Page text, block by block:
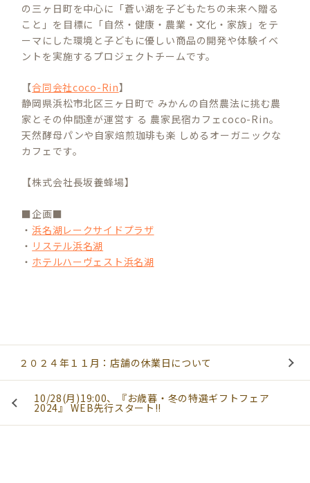
の三ヶ日町を中心に「蒼い湖を子どもたちの未来へ贈る
こと」を目標に「自然・健康・農業・文化・家族」をテ
ーマにした環境と子どもに優しい商品の開発や体験イベ
ントを実施するプロジェクトチームです。
【合同会社coco-Rin】
静岡県浜松市北区三ヶ日町で みかんの自然農法に挑む農
家とその仲間達が運営す る 農家民宿カフェcoco-Rin。
天然酵母パンや自家焙煎珈琲も楽 しめるオーガニックな
カフェです。
【株式会社長坂養蜂場】
■企画■
・浜名湖レークサイドプラザ
・ リステル浜名湖
・ ホテルハーヴェスト浜名湖
２０２４年１１月：店舗の休業日について
10/28(月)19:00、『お歳暮・冬の特選ギフトフェア
2024』 WEB先行スタート!!